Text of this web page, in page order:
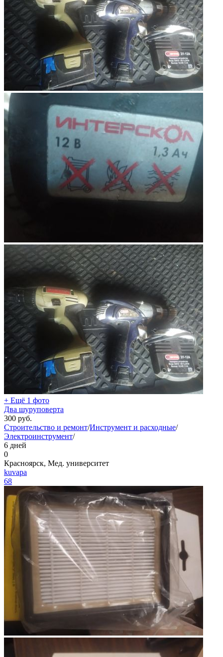
+ Ещё 1 фото
Два шуруповерта
300 руб.
Строительство и ремонт/Инструмент и расходные/
Электроинструмент/
6 дней
0
Красноярск, Мед. университет
kuvapa
68